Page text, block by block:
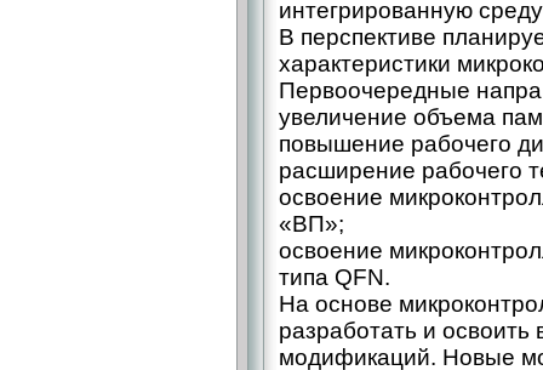
интегрированную
В перспективе
характеристики
Первоочередные
увеличение объема
повышение рабочего
расширение рабочего
освоение
«ВП»;
освоение
типа QFN.
На основе
разработать и освоить
модификаций. Новые